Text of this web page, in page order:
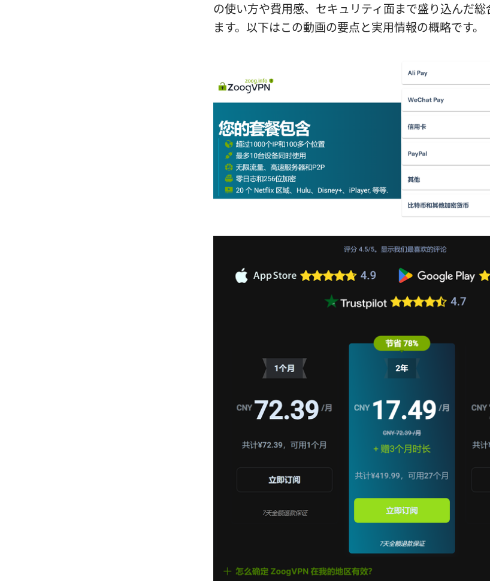
の使い方や費用感、セキュリティ面まで盛り込んだ総
ます。以下はこの動画の要点と実用情報の概略です。